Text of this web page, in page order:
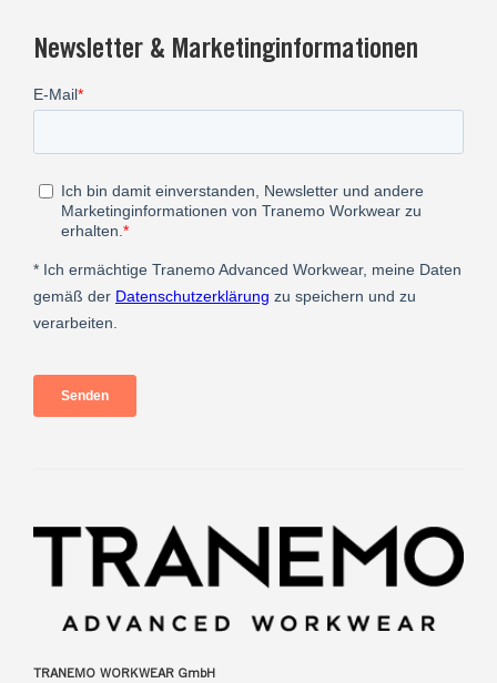
Newsletter & Marketinginformationen
TRANEMO WORKWEAR GmbH